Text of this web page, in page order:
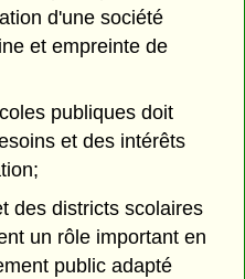
d'une société
et empreinte de
publiques doit
et des intérêts
des districts scolaires
un rôle important en
public adapté